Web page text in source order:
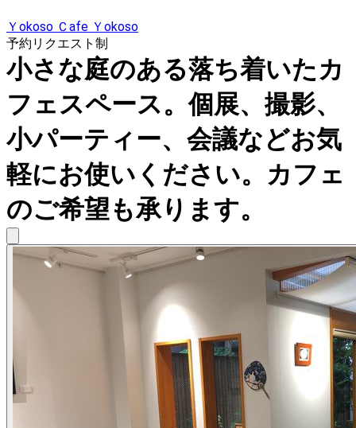
Ｙokoso Ｃafe Ｙokoso
予約リクエスト制
小さな庭のある落ち着いたカ
フェスペース。個展、撮影、
小パーティー、会議などお気
軽にお使いください。カフェ
のご希望も承ります。